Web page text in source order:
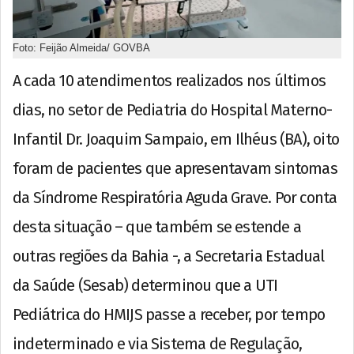
Foto: Feijão Almeida/ GOVBA
A cada 10 atendimentos realizados nos últimos
dias, no setor de Pediatria do Hospital Materno-
Infantil Dr. Joaquim Sampaio, em Ilhéus (BA), oito
foram de pacientes que apresentavam sintomas
da Síndrome Respiratória Aguda Grave. Por conta
desta situação – que também se estende a
outras regiões da Bahia -, a Secretaria Estadual
da Saúde (Sesab) determinou que a UTI
Pediátrica do HMIJS passe a receber, por tempo
indeterminado e via Sistema de Regulação,